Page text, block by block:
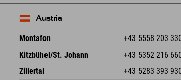
Austria
Montafon +43 5558 203
Dorfstr. 127b
6793 Gaschurn/Montafon
Austria
Salva
Prenotazione
Kitzbühel/St. Johann +43 5352 216
Speckbacherstraße 87
Salva
Zillertal +43 5283 393